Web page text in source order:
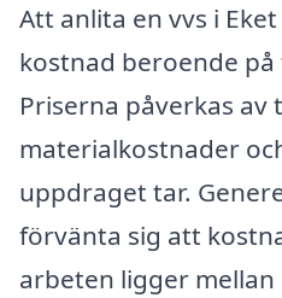
Att anlita en vvs i
kostnad beroende
Priserna påverkas av
materialkostnader
uppdraget tar.
förvänta sig att
arbeten ligger mellan